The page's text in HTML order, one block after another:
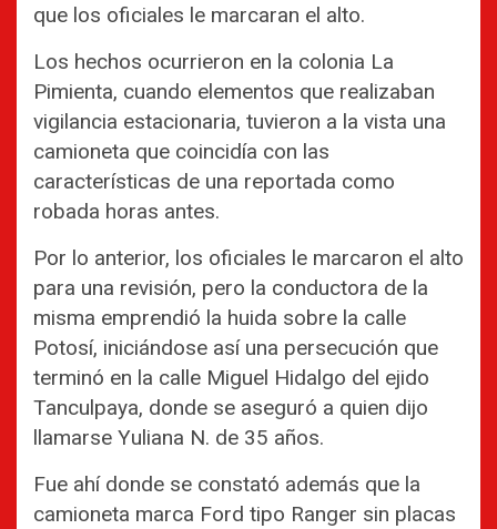
que los oficiales le marcaran el alto.
Los hechos ocurrieron en la colonia La
Pimienta, cuando elementos que realizaban
vigilancia estacionaria, tuvieron a la vista una
camioneta que coincidía con las
características de una reportada como
robada horas antes.
Por lo anterior, los oficiales le marcaron el alto
para una revisión, pero la conductora de la
misma emprendió la huida sobre la calle
Potosí, iniciándose así una persecución que
terminó en la calle Miguel Hidalgo del ejido
Tanculpaya, donde se aseguró a quien dijo
llamarse Yuliana N. de 35 años.
Fue ahí donde se constató además que la
camioneta marca Ford tipo Ranger sin placas